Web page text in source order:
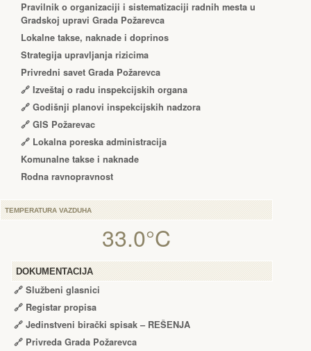
Pravilnik o organizaciji i sistematizaciji radnih mesta u
Gradskoj upravi Grada Požarevca
Lokalne takse, naknade i doprinos
Strategija upravljanja rizicima
Privredni savet Grada Požarevca
🔗 Izveštaj o radu inspekcijskih organa
🔗 Godišnji planovi inspekcijskih nadzora
🔗 GIS Požarevac
🔗 Lokalna poreska administracija
Komunalne takse i naknade
Rodna ravnopravnost
TEMPERATURA VAZDUHA
33.0°C
DOKUMENTACIJA
🔗 Službeni glasnici
🔗 Registar propisa
🔗 Jedinstveni birački spisak – RЕŠЕNJA
🔗 Privreda Grada Požarevca